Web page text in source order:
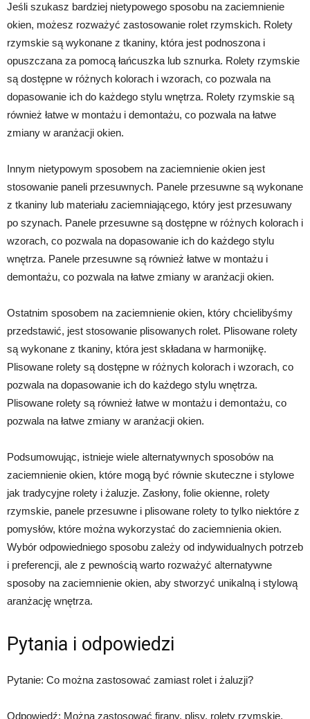
Jeśli szukasz bardziej nietypowego sposobu na zaciemnienie
okien, możesz rozważyć zastosowanie rolet rzymskich. Rolety
rzymskie są wykonane z tkaniny, która jest podnoszona i
opuszczana za pomocą łańcuszka lub sznurka. Rolety rzymskie
są dostępne w różnych kolorach i wzorach, co pozwala na
dopasowanie ich do każdego stylu wnętrza. Rolety rzymskie są
również łatwe w montażu i demontażu, co pozwala na łatwe
zmiany w aranżacji okien.
Innym nietypowym sposobem na zaciemnienie okien jest
stosowanie paneli przesuwnych. Panele przesuwne są wykonane
z tkaniny lub materiału zaciemniającego, który jest przesuwany
po szynach. Panele przesuwne są dostępne w różnych kolorach i
wzorach, co pozwala na dopasowanie ich do każdego stylu
wnętrza. Panele przesuwne są również łatwe w montażu i
demontażu, co pozwala na łatwe zmiany w aranżacji okien.
Ostatnim sposobem na zaciemnienie okien, który chcielibyśmy
przedstawić, jest stosowanie plisowanych rolet. Plisowane rolety
są wykonane z tkaniny, która jest składana w harmonijkę.
Plisowane rolety są dostępne w różnych kolorach i wzorach, co
pozwala na dopasowanie ich do każdego stylu wnętrza.
Plisowane rolety są również łatwe w montażu i demontażu, co
pozwala na łatwe zmiany w aranżacji okien.
Podsumowując, istnieje wiele alternatywnych sposobów na
zaciemnienie okien, które mogą być równie skuteczne i stylowe
jak tradycyjne rolety i żaluzje. Zasłony, folie okienne, rolety
rzymskie, panele przesuwne i plisowane rolety to tylko niektóre z
pomysłów, które można wykorzystać do zaciemnienia okien.
Wybór odpowiedniego sposobu zależy od indywidualnych potrzeb
i preferencji, ale z pewnością warto rozważyć alternatywne
sposoby na zaciemnienie okien, aby stworzyć unikalną i stylową
aranżację wnętrza.
Pytania i odpowiedzi
Pytanie: Co można zastosować zamiast rolet i żaluzji?
Odpowiedź: Można zastosować firany, plisy, rolety rzymskie,